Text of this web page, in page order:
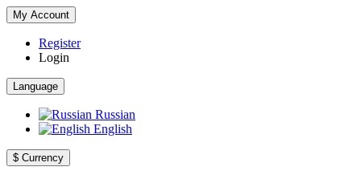
My Account
Register
Login
Language
Russian
English
$ Currency